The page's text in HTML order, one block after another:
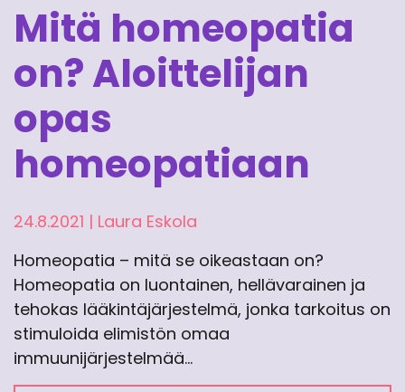
Mitä homeopatia
on? Aloittelijan
opas
homeopatiaan
24.8.2021 | Laura Eskola
Homeopatia – mitä se oikeastaan on?
Homeopatia on luontainen, hellävarainen ja
tehokas lääkintäjärjestelmä, jonka tarkoitus on
stimuloida elimistön omaa
immuunijärjestelmää…